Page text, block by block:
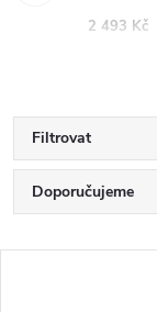
2 493 Kč
Filtrovat
Ř
a
Doporučujeme